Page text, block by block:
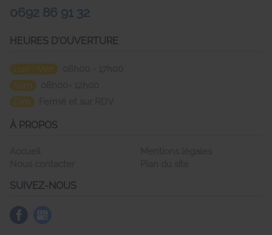
0692 86 91 32
HEURES D'OUVERTURE
Lun - Ven
Sam
Dim
À PROPOS
SUIVEZ-NOUS